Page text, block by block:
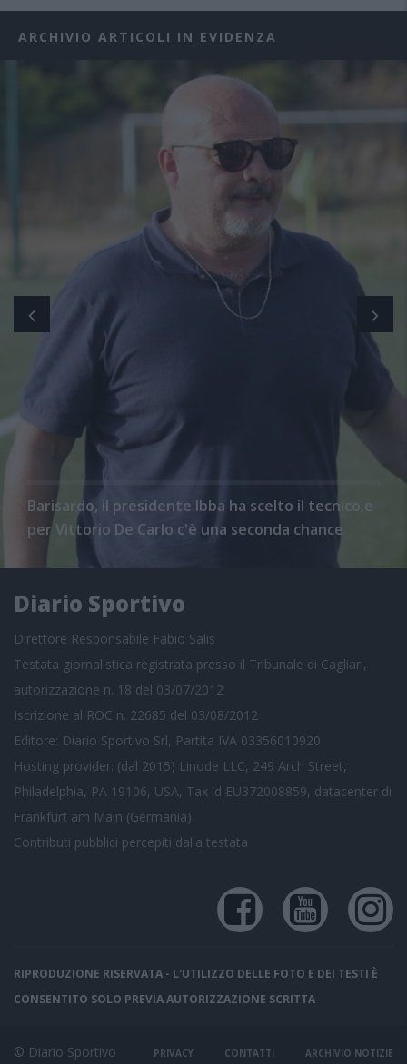
ARCHIVIO ARTICOLI IN EVIDENZA
Barisardo, il presidente Ibba ha scelto il tecnico e
per Vittorio De Carlo c'è una seconda chance
Diario Sportivo
Direttore Responsabile Fabio Salis
Testata giornalistica registrata presso il Tribunale di Cagliari,
autorizzazione n. 18 del 03/07/2012
Iscrizione al ROC n. 22685 del 03/08/2012
Editore: Diario Sportivo Srl, Partita IVA 03356010920
Hosting provider: (dal 2015) Linode LLC, 249 Arch Street,
Philadelphia, PA 19106, USA, Tax id EU372008859, datacenter di
Frankfurt am Main (Germania)
Contributi pubblici percepiti dalla testata
RIPRODUZIONE RISERVATA - L'UTILIZZO DELLE FOTO E DEI TESTI È
CONSENTITO SOLO PREVIA AUTORIZZAZIONE SCRITTA
© Diario Sportivo PRIVACY CONTATTI ARCHIVIO NOTIZIE